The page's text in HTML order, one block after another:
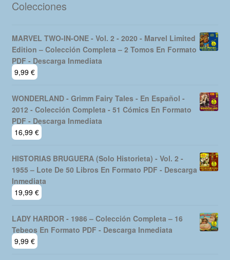
Colecciones
MARVEL TWO-IN-ONE - Vol. 2 - 2020 - Marvel Limited
Edition – Colección Completa – 2 Tomos En Formato
PDF - Descarga Inmediata
9,99 €
WONDERLAND - Grimm Fairy Tales - En Español -
2012 - Colección Completa - 51 Cómics En Formato
PDF - Descarga Inmediata
16,99 €
HISTORIAS BRUGUERA (Solo Historieta) - Vol. 2 -
1955 – Lote De 50 Libros En Formato PDF - Descarga
Inmediata
19,99 €
LADY HARDOR - 1986 – Colección Completa – 16
Tebeos En Formato PDF - Descarga Inmediata
9,99 €